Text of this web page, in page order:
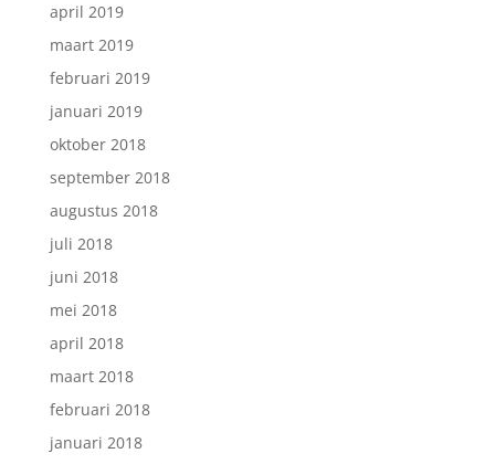
april 2019
maart 2019
februari 2019
januari 2019
oktober 2018
september 2018
augustus 2018
juli 2018
juni 2018
mei 2018
april 2018
maart 2018
februari 2018
januari 2018